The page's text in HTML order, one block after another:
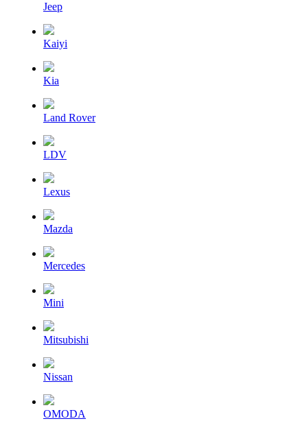
Jeep
Kaiyi
Kia
Land Rover
LDV
Lexus
Mazda
Mercedes
Mini
Mitsubishi
Nissan
OMODA